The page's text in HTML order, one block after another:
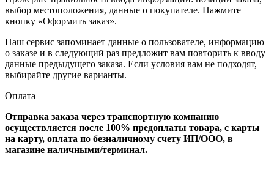
выбор местоположения, данные о покупателе. Нажмите
кнопку «Оформить заказ».
Наш сервис запоминает данные о пользователе, информацию
о заказе и в следующий раз предложит вам повторить к вводу
данные предыдущего заказа. Если условия вам не подходят,
выбирайте другие варианты.
Оплата
Отправка заказа через транспортную компанию
осуществляется после 100% предоплаты товара, с карты
на карту, оплата по безналичному счету ИП/ООО, в
магазине наличными/терминал.